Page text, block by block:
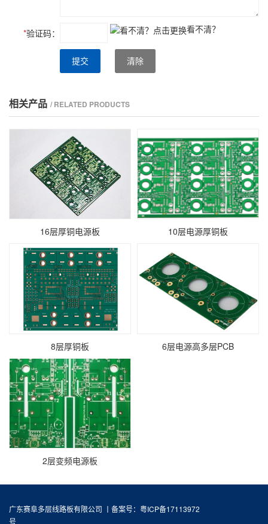
*验证码： 看不清？
提交 清除
相关产品 / RELATED PRODUCTS
16层厚铜电源板 10层电源厚铜板
8层厚铜板 6层电源高多层PCB
2层变频电源板
广东赛阜多层线路板有限公司 丨 备案号：粤ICP备17113972
号